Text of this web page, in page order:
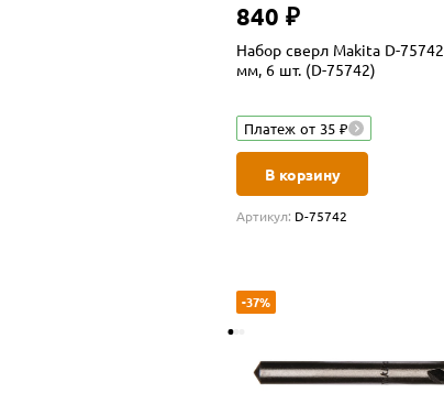
840 ₽
Набор сверл Makita D-
мм, 6 шт. (D-75742)
Платеж от 35 ₽
В корзину
Артикул: D-75742
-37%